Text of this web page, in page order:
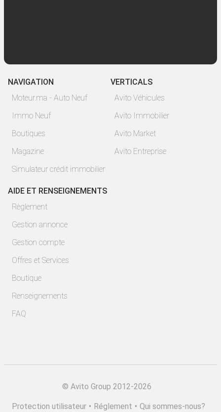
NAVIGATION
Moteur.ma - Auto Neuf
Immo Neuf
Boutiques
Magazine
Simulateur crédit immobilier
VERTICALS
Avito Véhicules
Avito Immobilier
Avito Market
Avito Entreprise
AIDE ET RENSEIGNEMENTS
Règlement
Gestion annonce
Gestion compte
Offres et Services
Boutique
Renseignements
FAQ
© Avito Group 2012-2026
Protection utilisateur • Réglement • Qui sommes-nous?